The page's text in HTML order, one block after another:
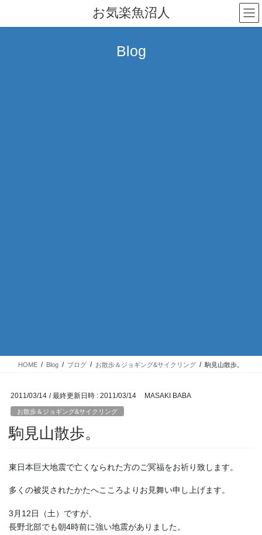
テ
ゲ
お気楽魚沼人
Blog
HOME Blog ブログ お散歩＆ジョギング&サイクリング 駒見山散歩。
2011/03/14 / 最終更新日時 : 2011/03/14 MASAKI BABA
お散歩＆ジョギング&サイクリング
駒見山散歩。
東日本巨大地震で亡くなられた方のご冥福をお祈り致します。
多くの被災されたかたへこころよりお見舞い申し上げます。
3月12日（土）ですが、
長野北部でも朝4時前に強い地震がありました。